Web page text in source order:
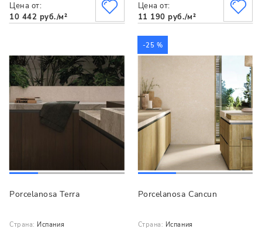
Цена от:
10 442 руб./м²
Цена от:
11 190 руб./м²
Porcelanosa Terra
Страна: Испания
-25 %
Porcelanosa Cancun
Страна: Испания